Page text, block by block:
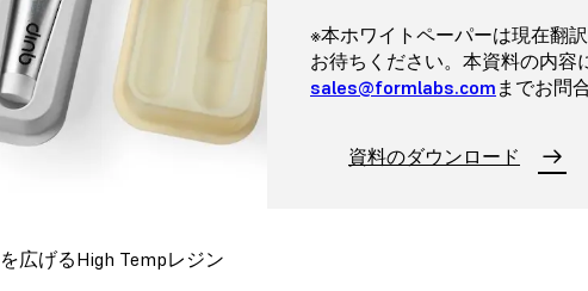
※本ホワイトペーパーは現在翻
お待ちください。本資料の内容
sales@formlabs.com までお問
資料のダウンロード
広げるHigh Tempレジン